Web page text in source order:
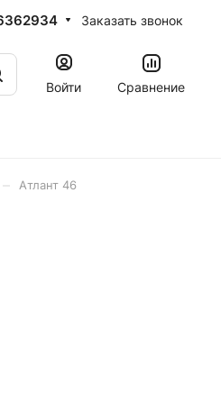
Заказать звонок
Войти Сравнение
Атлант 46